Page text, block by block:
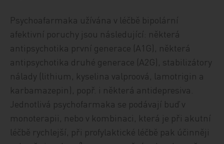
Psychoafarmaka užívána v léčbě bipolární
afektivní poruchy jsou následující: některá
antipsychotika první generace (A1G), některá
antipsychotika druhé generace (A2G), stabilizátory
nálady (lithium, kyselina valproová, lamotrigin a
karbamazepin), popř. i některá antidepresiva.
Jednotlivá psychofarmaka se podávají buď v
monoterapii, nebo v kombinaci, která je při akutní
léčbě rychlejší, při profylaktické léčbě pak účinněji